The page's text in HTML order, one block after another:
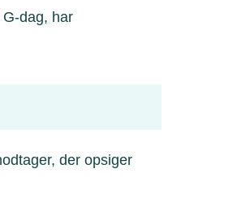
dag, har
der opsiger